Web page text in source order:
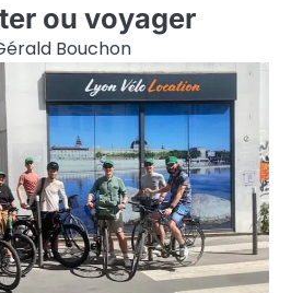
ou voyager
Bouchon